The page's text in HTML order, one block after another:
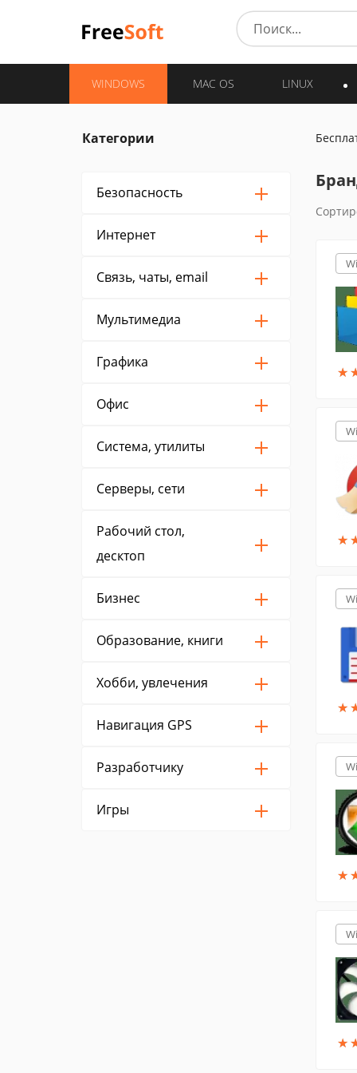
WINDOWS MAC OS LINUX
Категории
Безопасность
Интернет
Связь, чаты, email
Мультимедиа
Графика
Офис
Система, утилиты
Серверы, сети
Рабочий стол,
десктоп
Бизнес
Образование, книги
Хобби, увлечения
Навигация GPS
Разработчику
Игры
★
★
★
★
★
★
★
★
★
★